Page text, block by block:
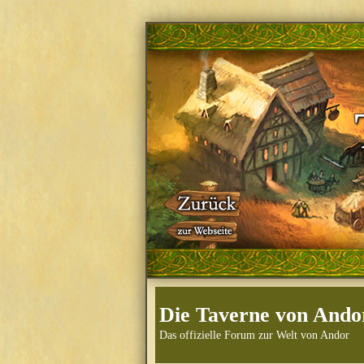
Die Taverne von
Das offizielle Forum zur Welt von Andor